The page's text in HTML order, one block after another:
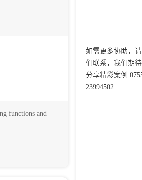
functions and
如需更多协助，
们联系，我们期
分享精彩案例
23994502